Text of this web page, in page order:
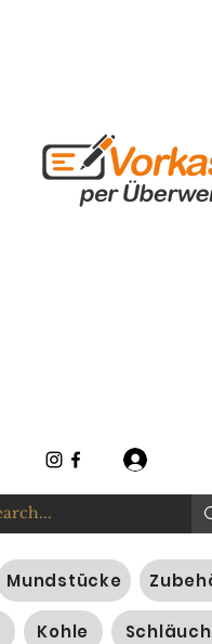
Mundstücke
Kohle